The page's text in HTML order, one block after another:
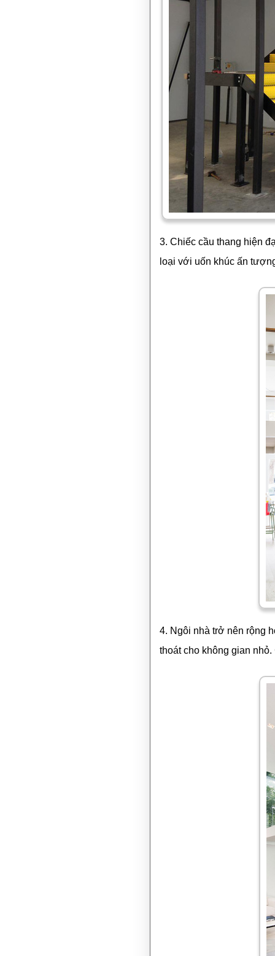
3. Chiếc cầu thang hiện
loại với uốn khúc ấn
4. Ngôi nhà trở nên rộng
thoát cho không gian